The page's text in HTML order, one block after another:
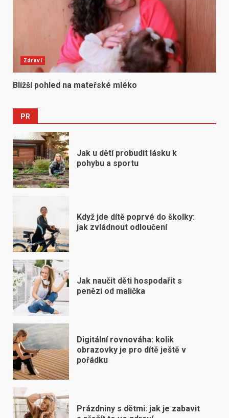
Zdraví
Bližší pohled na mateřské mléko
PR
Jak u dětí probudit lásku k
pohybu a sportu
Když jde dítě poprvé do školky:
jak zvládnout odloučení
Jak naučit děti hospodařit s
penězi od malička
Digitální rovnováha: kolik
obrazovky je pro dítě ještě v
pořádku
Prázdniny s dětmi: jak je zabavit